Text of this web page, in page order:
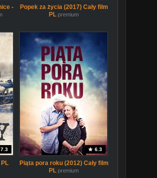
-
Popek za życia (2017) Cały film
PL premium
7.3
PL
6.3
Piąta pora roku (2012) Cały film
PL premium